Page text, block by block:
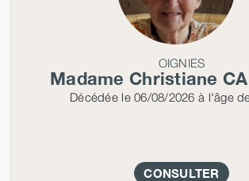
OIGNIES
Madame Christiane
Décédéele 06/08/2026 à l'âge
CONSULTER